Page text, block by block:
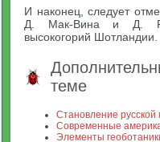
И наконец, следует
Д. Мак-Вина и Д.
высокогорий Шотландии.
теме
Становление русской
Современные
Элементы